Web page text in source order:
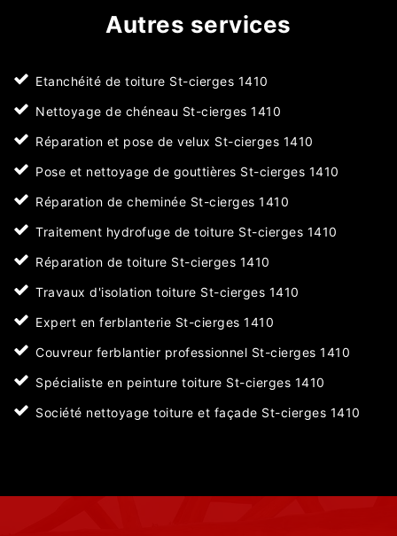
Autres services
Etanchéité de toiture St-cierges 1410
Nettoyage de chéneau St-cierges 1410
Réparation et pose de velux St-cierges 1410
Pose et nettoyage de gouttières St-cierges 1410
Réparation de cheminée St-cierges 1410
Traitement hydrofuge de toiture St-cierges 1410
Réparation de toiture St-cierges 1410
Travaux d'isolation toiture St-cierges 1410
Expert en ferblanterie St-cierges 1410
Couvreur ferblantier professionnel St-cierges 1410
Spécialiste en peinture toiture St-cierges 1410
Société nettoyage toiture et façade St-cierges 1410